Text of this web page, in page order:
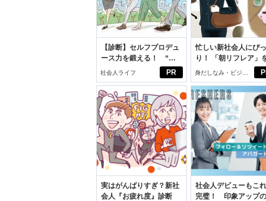
PR
【診断】セルフプロデュ
ース力を鍛える！ “ジ
ブン観”診断
社会人ライフ
忙しい新社会人にぴ
り！ 「朝リフレア」
じめよう。しっかり
イケアして24時間快
身だしなみ・ビジネ
スアイテム
実はがんばりすぎ？新社
会人『お疲れ度』診断
社会人デビューもこ
完璧！ 印象アップ